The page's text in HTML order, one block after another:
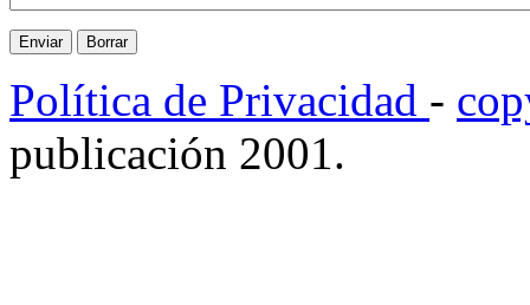
Política de Privacidad -
publicación 2001.